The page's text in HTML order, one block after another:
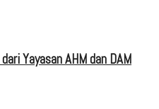
Yayasan AHM dan DAM